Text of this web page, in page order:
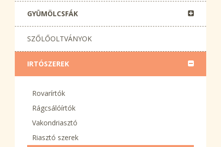
GYÜMÖLCSFÁK
SZŐLŐOLTVÁNYOK
IRTÓSZEREK
Rovarírtók
Rágcsálóírtók
Vakondriasztó
Riasztó szerek